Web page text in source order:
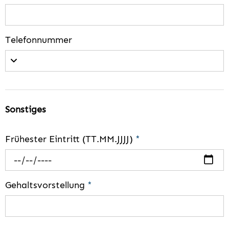
Telefonnummer
Sonstiges
Frühester Eintritt (TT.MM.JJJJ) *
Gehaltsvorstellung *